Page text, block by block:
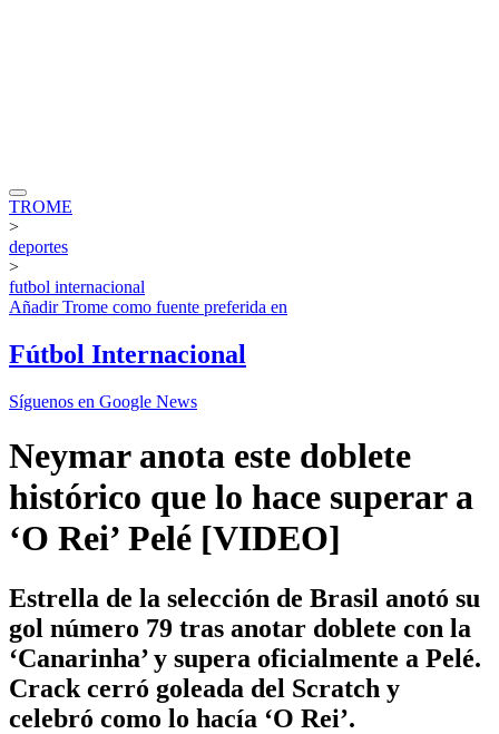
TROME
>
deportes
>
futbol internacional
AñadirTrome como fuente preferida en
Fútbol Internacional
Síguenos en Google News
Neymar anota este doblete
histórico que lo hace superar a
‘O Rei’ Pelé [VIDEO]
Estrella de la selección de Brasil anotó su
gol número 79 tras anotar doblete con la
‘Canarinha’ y supera oficialmente a Pelé.
Crack cerró goleada del Scratch y
celebró como lo hacía ‘O Rei’.